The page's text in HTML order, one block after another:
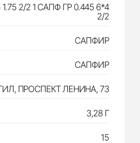
2/2 1 САПФ ГР 0.445 6*4
2/2
САПФИР
САПФИР
ПРОСПЕКТ ЛЕНИНА, 73
3,28 Г
15